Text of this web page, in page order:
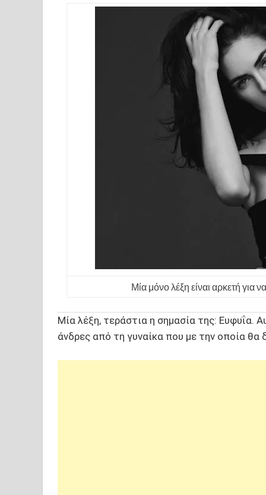
Μία μόνο λέξη είναι αρκετή για
Μία λέξη, τεράστια η σημασία της: Ευφυΐα.
άνδρες από τη γυναίκα που με την οποία θα